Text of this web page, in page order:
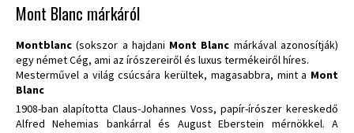
Mont Blanc márkáról
Montblanc(sokszor a hajdani Mont Blanc márkával azonosítják)
egy német Cég, ami az írószereiről és luxus termékeiről híres.
Mesterművel a világ csúcsára kerültek, magasabbra, mint a Mont
Blanc
1908-ban alapította Claus-Johannes Voss, papír-írószer kereskedő
Alfred Nehemias bankárral és August Eberstein mérnökkel. A